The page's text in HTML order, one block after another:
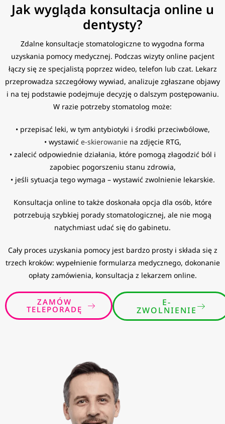
Jak wygląda konsultacja online u
dentysty?
Zdalne konsultacje stomatologiczne to wygodna forma
uzyskania pomocy medycznej. Podczas wizyty online pacjent
łączy się ze specjalistą poprzez wideo, telefon lub czat. Lekarz
przeprowadza szczegółowy wywiad, analizuje zgłaszane objawy
i na tej podstawie podejmuje decyzję o dalszym postępowaniu.
W razie potrzeby stomatolog może:
• przepisać leki, w tym antybiotyki i środki przeciwbólowe,
• wystawić e-skierowaniena zdjęcie RTG,
• zalecić odpowiednie działania, które pomogą złagodzić ból i
zapobiec pogorszeniu stanu zdrowia,
• jeśli sytuacja tego wymaga – wystawić zwolnienie lekarskie.
Konsultacja online to także doskonała opcja dla osób, które
potrzebują szybkiej porady stomatologicznej, ale nie mogą
natychmiast udać się do gabinetu.
Cały proces uzyskania pomocy jest bardzo prosty i składa się z
trzech kroków: wypełnienie formularza medycznego, dokonanie
opłaty zamówienia, konsultacja z lekarzem online.
ZAMÓW
TELEPORADĘ
E-
ZWOLNIENIE